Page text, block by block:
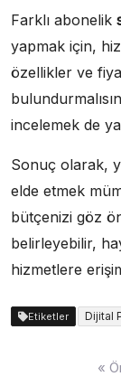
Farklı abonelik
yapmak için,
özellikler ve
incelemek de
Sonuç olarak,
elde etmek
bütçenizi göz
belirleyebilir,
hizmetlere
Etiketler Dijital
«